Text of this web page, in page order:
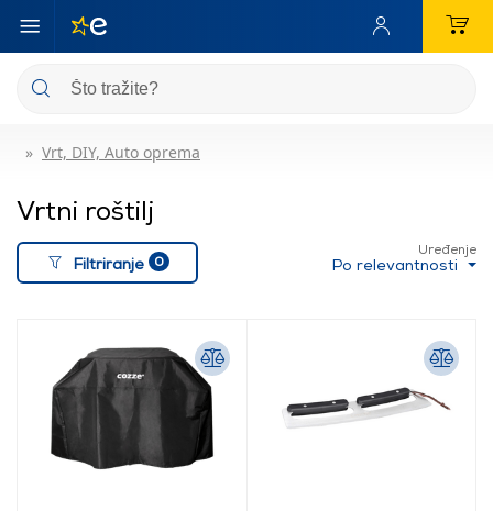
Vrt, DIY, Auto oprema
Vrtni roštilj
Filtriranje 0
Uređenje
Po relevantnosti